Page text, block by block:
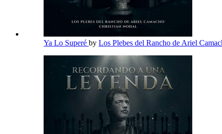
Ya Lo Superé by Los Plebes del Rancho de Ariel